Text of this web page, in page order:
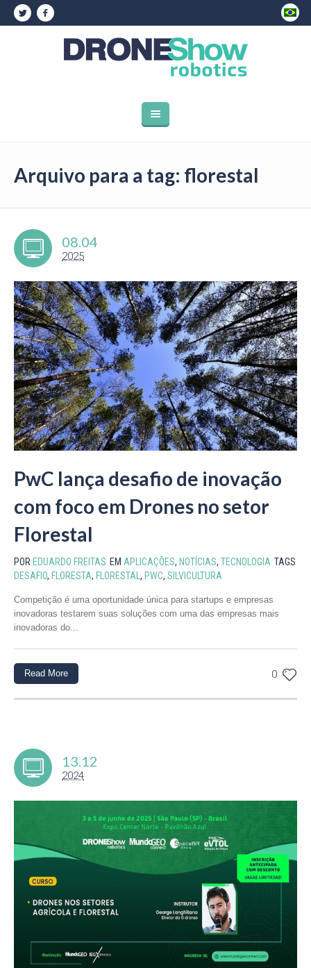
Arquivo para a tag: florestal
08.04
2025
PwC lança desafio de inovação
com foco em Drones no setor
Florestal
POR EDUARDO FREITAS EM APLICAÇÕES, NOTÍCIAS, TECNOLOGIA TAGS
DESAFIO, FLORESTA, FLORESTAL, PWC, SILVICULTURA
Competição é uma oportunidade única para startups e empresas
inovadoras testarem suas soluções com uma das empresas mais
inovadoras do...
0
Read More
13.12
2024